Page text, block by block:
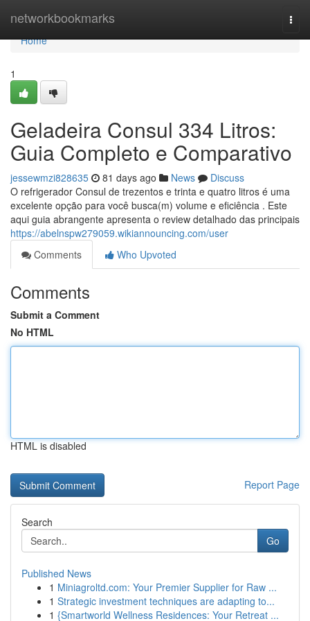
networkbookmarks
Home
Home
1
Geladeira Consul 334 Litros:
Guia Completo e Comparativo
jessewmzi828635 81 days ago News
Discuss
O refrigerador Consul de trezentos e trinta e quatro litros é uma
excelente opção para você busca(m) volume e eficiência . Este
aqui guia abrangente apresenta o review detalhado das principais
https://abelnspw279059.wikiannouncing.com/user
Comments
Who Upvoted
Comments
Submit a Comment
No HTML
HTML is disabled
Report Page
Search
Go
Published News
1 Miniagroltd.com: Your Premier Supplier for Raw ...
1 Strategic investment techniques are adapting to...
1 {Smartworld Wellness Residences: Your Retreat ...